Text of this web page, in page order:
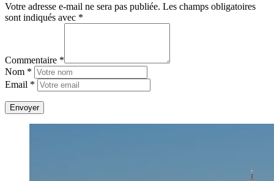
Votre adresse e-mail ne sera pas publiée. Les champs obligatoires
sont indiqués avec *
Commentaire *
Nom *
Email *